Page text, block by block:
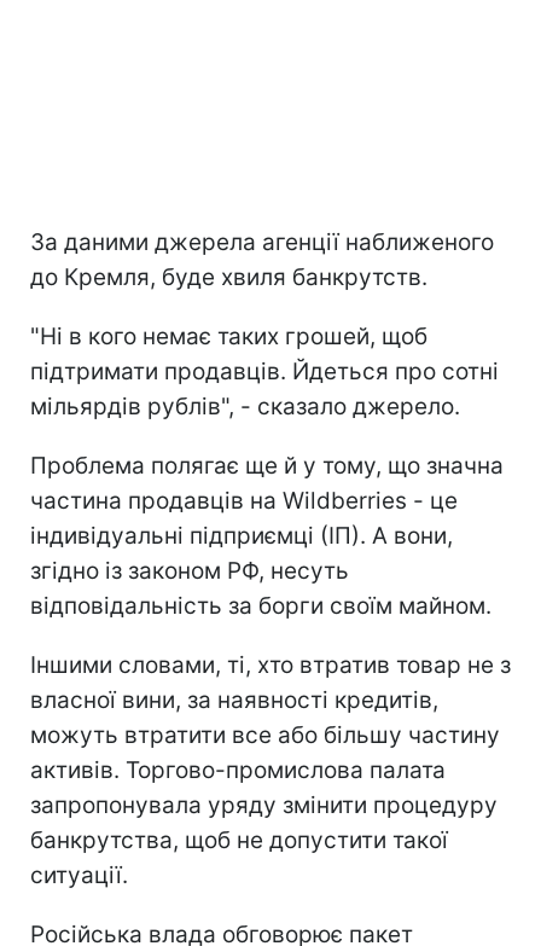
За даними джерела агенції наближеного
до Кремля, буде хвиля банкрутств.
"Ні в кого немає таких грошей, щоб
підтримати продавців. Йдеться про сотні
мільярдів рублів", - сказало джерело.
Проблема полягає ще й у тому, що значна
частина продавців на Wildberries - це
індивідуальні підприємці (ІП). А вони,
згідно із законом РФ, несуть
відповідальність за борги своїм майном.
Іншими словами, ті, хто втратив товар не з
власної вини, за наявності кредитів,
можуть втратити все або більшу частину
активів. Торгово-промислова палата
запропонувала уряду змінити процедуру
банкрутства, щоб не допустити такої
ситуації.
Російська влада обговорює пакет